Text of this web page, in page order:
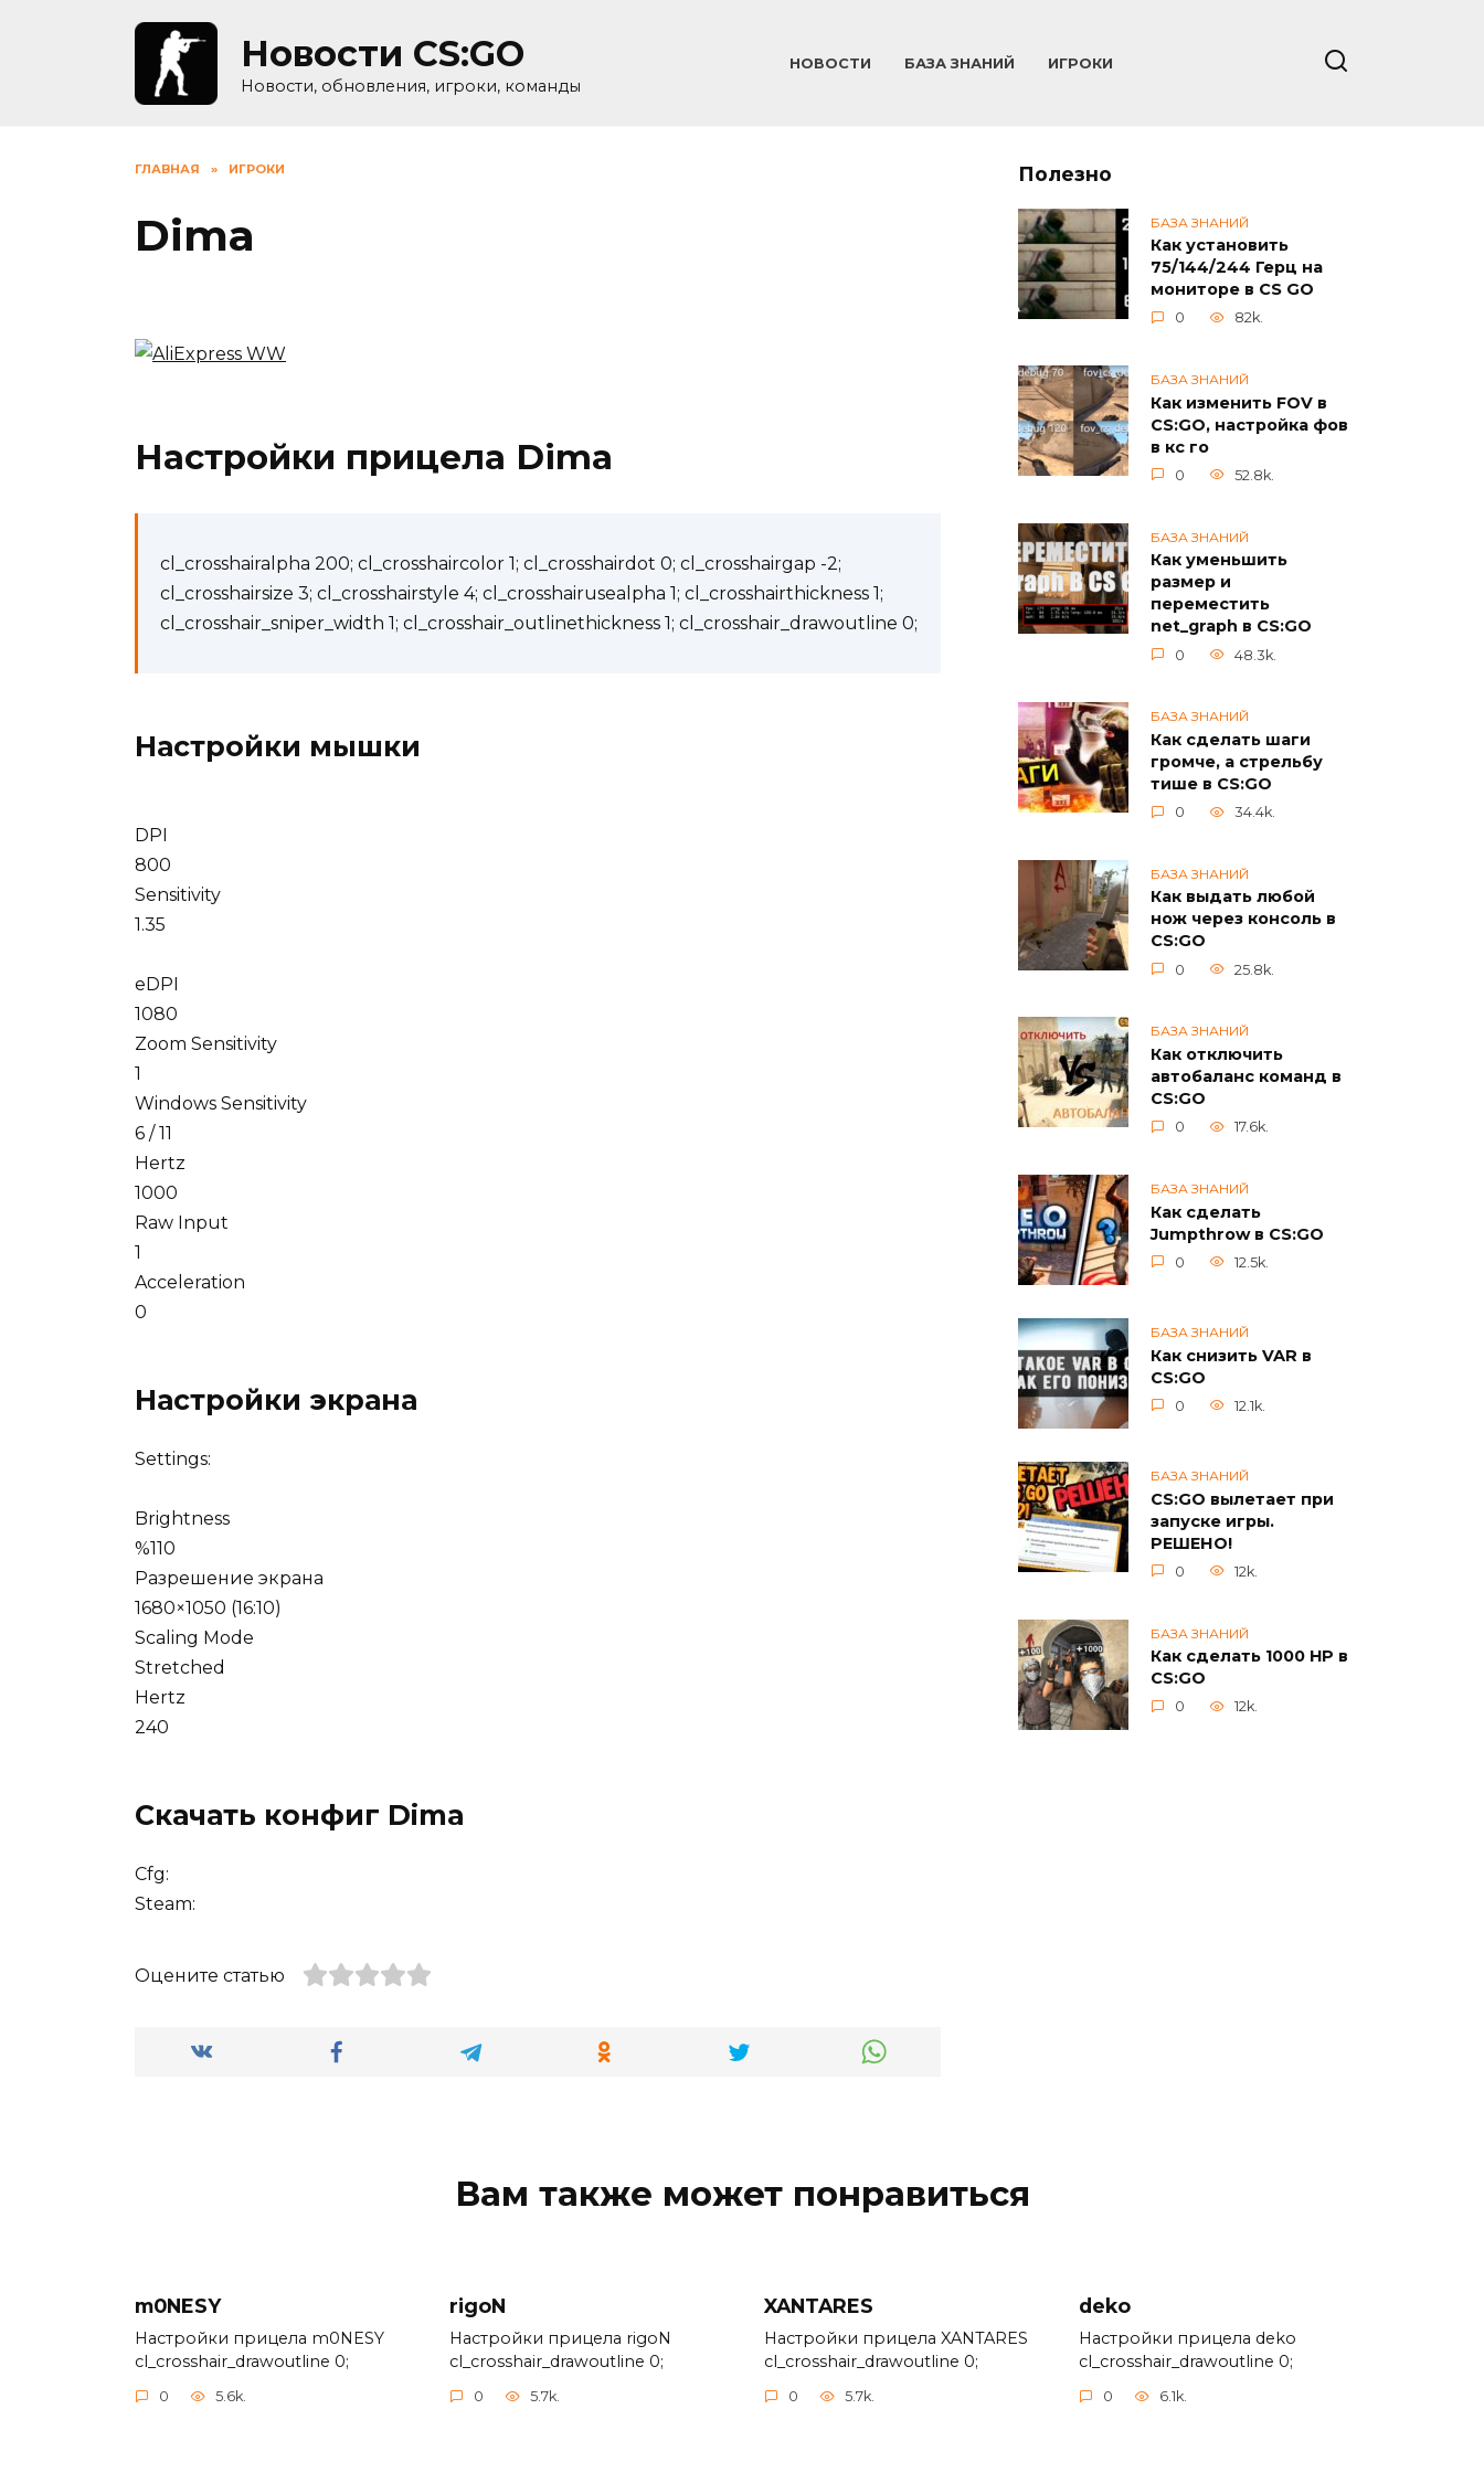
Новости CS:GO
Новости, обновления, игроки, команды
НОВОСТИ БАЗА ЗНАНИЙ ИГРОКИ
ГЛАВНАЯ » ИГРОКИ
Dima
Настройки прицела Dima
cl_crosshairalpha 200; cl_crosshaircolor 1; cl_crosshairdot 0; cl_crosshairgap -2;
cl_crosshairsize 3; cl_crosshairstyle 4; cl_crosshairusealpha 1; cl_crosshairthickness 1;
cl_crosshair_sniper_width 1; cl_crosshair_outlinethickness 1; cl_crosshair_drawoutline 0;
Настройки мышки
DPI
800
Sensitivity
1.35
eDPI
1080
Zoom Sensitivity
1
Windows Sensitivity
6 / 11
Hertz
1000
Raw Input
1
Acceleration
0
Настройки экрана
Settings:
Brightness
%110
Разрешение экрана
1680×1050 (16:10)
Scaling Mode
Stretched
Hertz
240
Скачать конфиг Dima
Cfg:
Steam:
Оцените статью
Полезно
БАЗА ЗНАНИЙ
Как установить
75/144/244 Герц на
мониторе в CS GO
0 82k.
БАЗА ЗНАНИЙ
Как изменить FOV в
CS:GO, настройка фов
в кс го
0 52.8k.
БАЗА ЗНАНИЙ
Как уменьшить
размер и
переместить
net_graph в CS:GO
0 48.3k.
БАЗА ЗНАНИЙ
Как сделать шаги
громче, а стрельбу
тише в CS:GO
0 34.4k.
БАЗА ЗНАНИЙ
Как выдать любой
нож через консоль в
CS:GO
0 25.8k.
БАЗА ЗНАНИЙ
Как отключить
автобаланс команд в
CS:GO
0 17.6k.
БАЗА ЗНАНИЙ
Как сделать
Jumpthrow в CS:GO
0 12.5k.
БАЗА ЗНАНИЙ
Как снизить VAR в
CS:GO
0 12.1k.
БАЗА ЗНАНИЙ
CS:GO вылетает при
запуске игры.
РЕШЕНО!
0 12k.
БАЗА ЗНАНИЙ
Как сделать 1000 HP в
CS:GO
0 12k.
Вам также может понравиться
m0NESY
Настройки прицела m0NESY
cl_crosshair_drawoutline 0;
0 5.6k.
rigoN
Настройки прицела rigoN
cl_crosshair_drawoutline 0;
0 5.7k.
XANTARES
Настройки прицела XANTARES
cl_crosshair_drawoutline 0;
0 5.7k.
deko
Настройки прицела deko
cl_crosshair_drawoutline 0;
0 6.1k.